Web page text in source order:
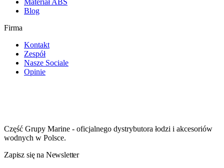
Materiał ABS
Blog
Firma
Kontakt
Zespół
Nasze Sociale
Opinie
Część Grupy Marine - oficjalnego dystrybutora łodzi i akcesoriów
wodnych w Polsce.
Zapisz się na Newsletter